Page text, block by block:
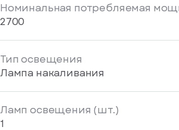
Номинальная потребляемая
2700
Тип освещения
Лампа накаливания
Ламп освещения (шт.)
1